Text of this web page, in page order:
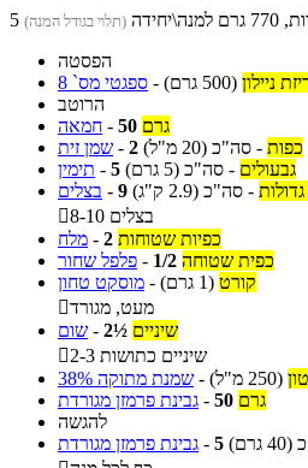
(תלוי בגודל המנה)
הפסטה
ספגטי מס` 8 - ניילון (500 גרם)
הרוטב
חמאה - 50 גרם
שמן זית - 2 כפות - סה"כ (20 מ"ל)
תימין - 5 גבעולים - סה"כ (5 גרם)
בצלים - 9 - סה"כ (2.9 ק"ג)

8-10 בצלים
מלח - 2 כפיות שטוחות
פלפל שחור - 1/2 כפית שטוחה
מוסקט טחון - קורט (1 גרם)
מעט, מגורד
שום - 2½ שיניים

2-3 שיניים כתושות
שמנת מתוקה 38% -
(250 מ"ל)
גבינת פרמזן מגורדת - 50 גרם
להגשה
גבינת פרמזן מגורדת - 5
(40 גרם)